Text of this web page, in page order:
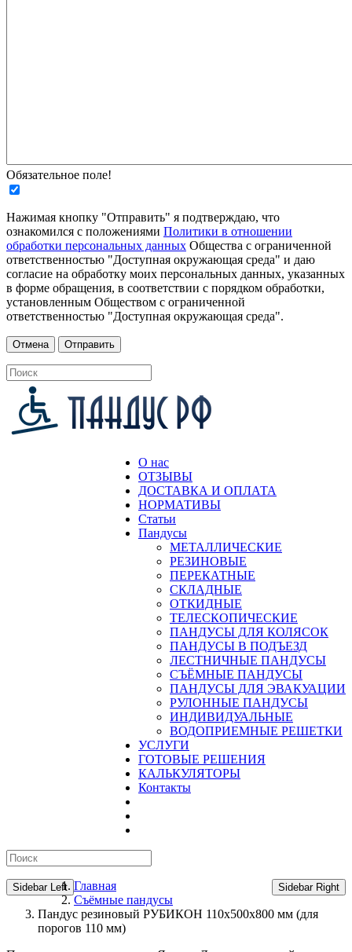
Обязательное поле!
Нажимая кнопку "Отправить" я подтверждаю, что
ознакомился с положениями Политики в отношении
обработки персональных данных Общества с ограниченной
ответственностью "Доступная окружающая среда" и даю
согласие на обработку моих персональных данных, указанных
в форме обращения, в соответствии с порядком обработки,
установленным Обществом с ограниченной
ответственностью "Доступная окружающая среда".
О нас
ОТЗЫВЫ
ДОСТАВКА И ОПЛАТА
НОРМАТИВЫ
Статьи
Пандусы
МЕТАЛЛИЧЕСКИЕ
РЕЗИНОВЫЕ
ПЕРЕКАТНЫЕ
СКЛАДНЫЕ
ОТКИДНЫЕ
ТЕЛЕСКОПИЧЕСКИЕ
ПАНДУСЫ ДЛЯ КОЛЯСОК
ПАНДУСЫ В ПОДЪЕЗД
ЛЕСТНИЧНЫЕ ПАНДУСЫ
CЪЁМНЫЕ ПАНДУСЫ
ПАНДУСЫ ДЛЯ ЭВАКУАЦИИ
РУЛОННЫЕ ПАНДУСЫ
ИНДИВИДУАЛЬНЫЕ
ВОДОПРИЕМНЫЕ РЕШЕТКИ
УСЛУГИ
ГОТОВЫЕ РЕШЕНИЯ
КАЛЬКУЛЯТОРЫ
Контакты
Sidebar Left Sidebar Right
Главная
Съёмные пандусы
Пандус резиновый РУБИКОН 110х500х800 мм (для
порогов 110 мм)